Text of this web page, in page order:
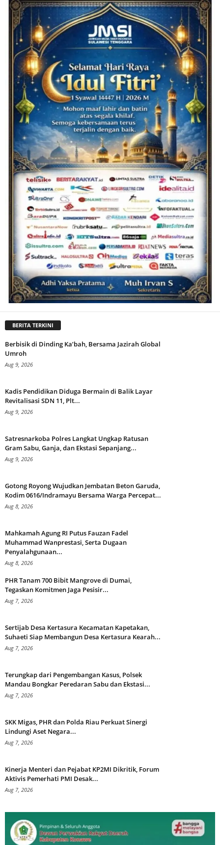
BERITA TERKINI
Berbisik di Dinding Ka’bah, Bersama Jazirah Global
Umroh
Aug 9, 2026
Kadis Pendidikan Diduga Bermain di Balik Layar
Revitalisasi SDN 11, Plt...
Aug 9, 2026
Satresnarkoba Polres Langkat Ungkap Ratusan
Gram Sabu, Ganja, dan Ekstasi Sepanjang...
Aug 9, 2026
Gotong Royong Wujudkan Jembatan Beton Garuda,
Kodim 0616/Indramayu Bersama Warga Percepat...
Aug 8, 2026
Mahkamah Agung RI Putus Fauzan Fadel
Muhammad Wanprestasi, Serta Dugaan
Penyalahgunaan...
Aug 8, 2026
PHR Tanam 700 Bibit Mangrove di Dumai,
Tegaskan Komitmen Jaga Pesisir...
Aug 7, 2026
Sertijab Desa Kertasura Kecamatan Kapetakan,
Suhaeti Siap Membangun Desa Kertasura Kearah...
Aug 7, 2026
Terungkap dari Pengembangan Kasus, Polsek
Mandau Bongkar Peredaran Sabu dan Ekstasi...
Aug 7, 2026
SKK Migas, PHR dan Polda Riau Perkuat Sinergi
Lindungi Aset Negara...
Aug 7, 2026
Kinerja Menteri dan Pejabat KP2MI Dikritik, Forum
Aktivis Pemerhati PMI Desak...
Aug 7, 2026